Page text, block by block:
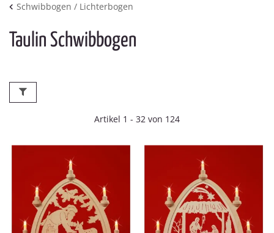
Schwibbogen / Lichterbogen
Taulin Schwibbogen
Artikel 1 - 32 von 124